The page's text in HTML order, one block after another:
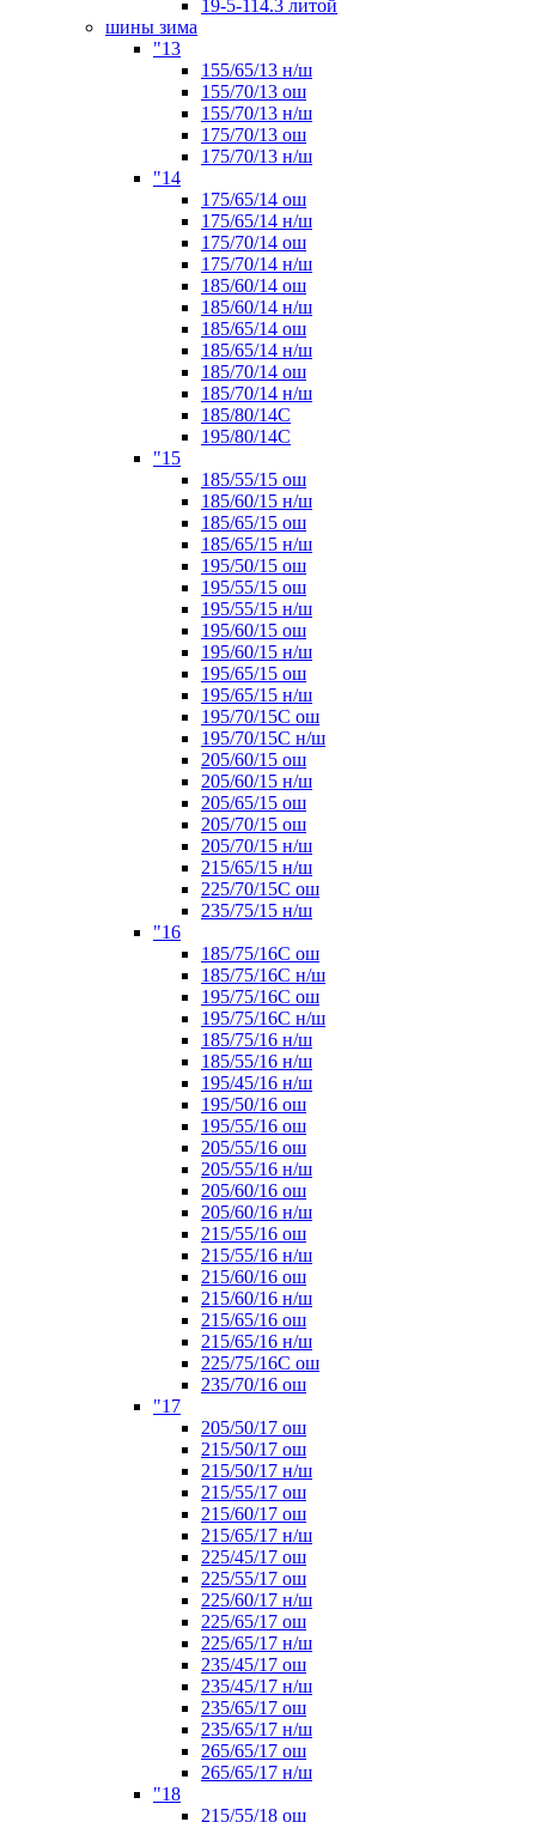
19-5-114.3 литой
шины зима
"13
155/65/13 н/ш
155/70/13 ош
155/70/13 н/ш
175/70/13 ош
175/70/13 н/ш
"14
175/65/14 ош
175/65/14 н/ш
175/70/14 ош
175/70/14 н/ш
185/60/14 ош
185/60/14 н/ш
185/65/14 ош
185/65/14 н/ш
185/70/14 ош
185/70/14 н/ш
185/80/14С
195/80/14C
"15
185/55/15 ош
185/60/15 н/ш
185/65/15 ош
185/65/15 н/ш
195/50/15 ош
195/55/15 ош
195/55/15 н/ш
195/60/15 ош
195/60/15 н/ш
195/65/15 ош
195/65/15 н/ш
195/70/15С ош
195/70/15С н/ш
205/60/15 ош
205/60/15 н/ш
205/65/15 ош
205/70/15 ош
205/70/15 н/ш
215/65/15 н/ш
225/70/15С ош
235/75/15 н/ш
"16
185/75/16С ош
185/75/16С н/ш
195/75/16С ош
195/75/16С н/ш
185/75/16 н/ш
185/55/16 н/ш
195/45/16 н/ш
195/50/16 ош
195/55/16 ош
205/55/16 ош
205/55/16 н/ш
205/60/16 ош
205/60/16 н/ш
215/55/16 ош
215/55/16 н/ш
215/60/16 ош
215/60/16 н/ш
215/65/16 ош
215/65/16 н/ш
225/75/16C ош
235/70/16 ош
"17
205/50/17 ош
215/50/17 ош
215/50/17 н/ш
215/55/17 ош
215/60/17 ош
215/65/17 н/ш
225/45/17 ош
225/55/17 ош
225/60/17 н/ш
225/65/17 ош
225/65/17 н/ш
235/45/17 ош
235/45/17 н/ш
235/65/17 ош
235/65/17 н/ш
265/65/17 ош
265/65/17 н/ш
"18
215/55/18 ош